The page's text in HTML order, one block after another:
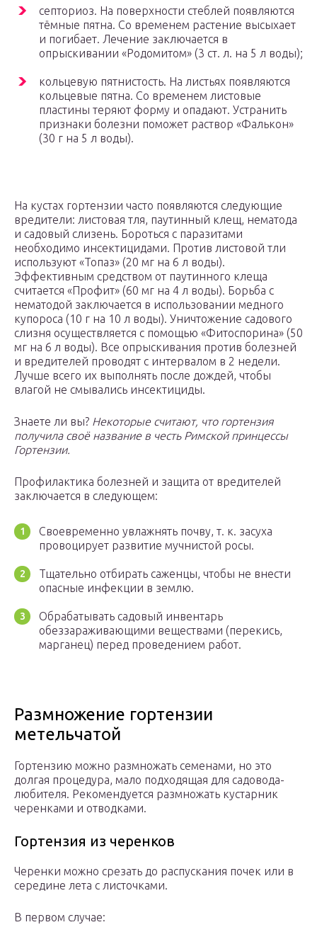
септориоз. На поверхности стеблей появляются
тёмные пятна. Со временем растение высыхает
и погибает. Лечение заключается в
опрыскивании «Родомитом» (3 ст. л. на 5 л воды);
кольцевую пятнистость. На листьях появляются
кольцевые пятна. Со временем листовые
пластины теряют форму и опадают. Устранить
признаки болезни поможет раствор «Фалькон»
(30 г на 5 л воды).
На кустах гортензии часто появляются следующие
вредители: листовая тля, паутинный клещ, нематода
и садовый слизень. Бороться с паразитами
необходимо инсектицидами. Против листовой тли
используют «Топаз» (20 мг на 6 л воды).
Эффективным средством от паутинного клеща
считается «Профит» (60 мг на 4 л воды). Борьба с
нематодой заключается в использовании медного
купороса (10 г на 10 л воды). Уничтожение садового
слизня осуществляется с помощью «Фитоспорина» (50
мг на 6 л воды). Все опрыскивания против болезней
и вредителей проводят с интервалом в 2 недели.
Лучше всего их выполнять после дождей, чтобы
влагой не смывались инсектициды.
Знаете ли вы? Некоторые считают, что гортензия
получила своё название в честь Римской принцессы
Гортензии.
Профилактика болезней и защита от вредителей
заключается в следующем:
Своевременно увлажнять почву, т. к. засуха
провоцирует развитие мучнистой росы.
Тщательно отбирать саженцы, чтобы не внести
опасные инфекции в землю.
Обрабатывать садовый инвентарь
обеззараживающими веществами (перекись,
марганец) перед проведением работ.
Размножение гортензии
метельчатой
Гортензию можно размножать семенами, но это
долгая процедура, мало подходящая для садовода-
любителя. Рекомендуется размножать кустарник
черенками и отводками.
Гортензия из черенков
Черенки можно срезать до распускания почек или в
середине лета с листочками.
В первом случае: